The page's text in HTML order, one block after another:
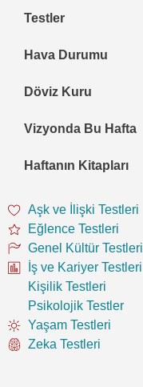
Testler
Hava Durumu
Döviz Kuru
Vizyonda Bu Hafta
Haftanın Kitapları
Aşk ve İlişki Testleri
Eğlence Testleri
Genel Kültür Testleri
İş ve Kariyer Testleri
Kişilik Testleri
Psikolojik Testler
Yaşam Testleri
Zeka Testleri